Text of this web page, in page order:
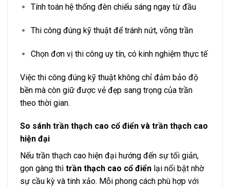
Tính toán hệ thống đèn chiếu sáng ngay từ đầu
Thi công đúng kỹ thuật để tránh nứt, võng trần
Chọn đơn vị thi công uy tín, có kinh nghiệm thực tế
Việc thi công đúng kỹ thuật không chỉ đảm bảo độ
bền mà còn giữ được vẻ đẹp sang trọng của trần
theo thời gian.
So sánh trần thạch cao cổ điển và trần thạch cao
hiện đại
Nếu trần thạch cao hiện đại hướng đến sự tối giản,
gọn gàng thì trần thạch cao cổ điển lại nổi bật nhờ
sự cầu kỳ và tinh xảo. Mỗi phong cách phù hợp với